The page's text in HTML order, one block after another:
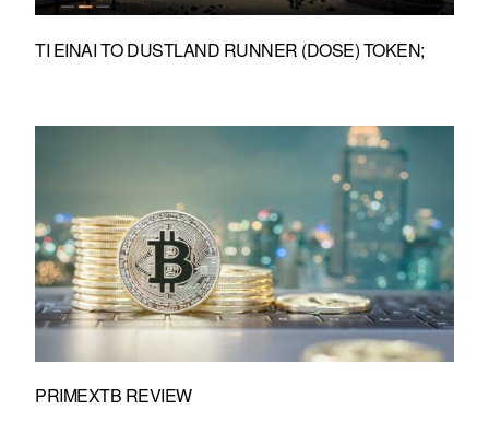
ΤΙ ΕΊΝΑΙ ΤΟ DUSTLAND RUNNER (DOSE) TOKEN;
PRIMEXTB REVIEW